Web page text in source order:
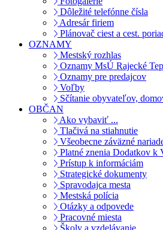
Dôležité telefónne čísla
Adresár firiem
Plánovač ciest a cest.
OZNAMY
Mestský rozhlas
Oznamy MsÚ Rajecké
Oznamy pre predajcov
Voľby
Sčítanie obyvateľov,
OBČAN
Ako vybaviť ...
Tlačivá na stiahnutie
Všeobecne záväzné
Platné znenia Dodatkov k
Prístup k informáciám
Strategické dokumenty
Spravodajca mesta
Mestská polícia
Otázky a odpovede
Pracovné miesta
Školy a vzdelávanie